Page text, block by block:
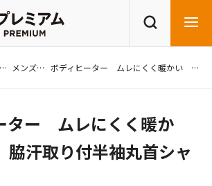
レシピを探す
商品情報 メンズ ボディヒーター ムレにくく暖かい 紳士 脇汗取り付半袖丸首シャツ
ター ムレにくく暖か
汗取り付半袖丸首シャ